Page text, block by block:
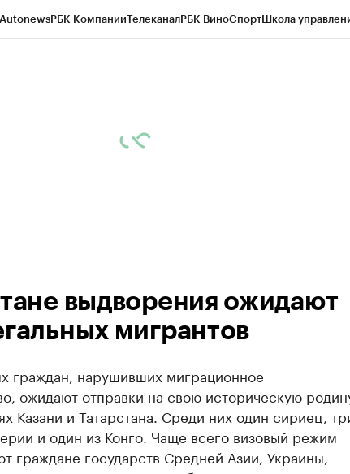
AutonewsРБК КомпанииТелеканалРБК ВиноСпортШкола
выдворения ожидают
мигрантов
граждан, нарушивших миграционное
ожидают отправки на свою историческую
Казани и Татарстана. Среди них один сириец,
и один из Конго. Чаще всего визовый режим
граждане государств Средней Азии, Украины,